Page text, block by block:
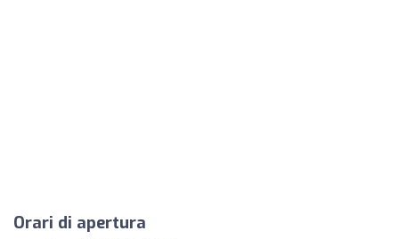
Orari di apertura